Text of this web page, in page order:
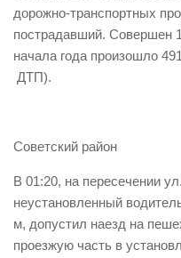
Пресс-центр
СМИ о нас
Вакансии
дорожно-транспортных
пострадавший. Совершен
начала года произошло
ДТП).
Советский район
В 01:20, на пересечении
неустановленный
м, допустил наезд на
проезжую часть в